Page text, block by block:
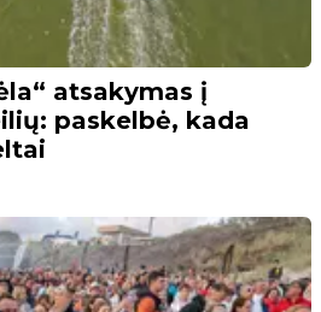
atsakymas į
paskelbė, kada